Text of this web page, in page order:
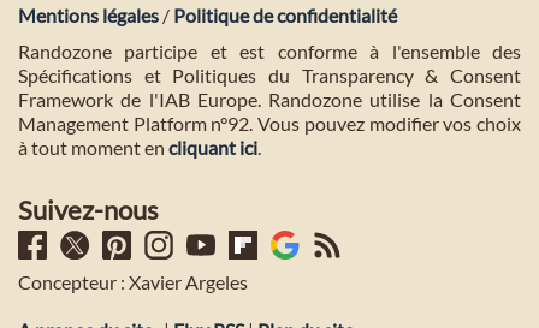
Mentions légales / Politique de confidentialité
Randozone participe et est conforme à l'ensemble des
Spécifications et Politiques du Transparency & Consent
Framework de l'IAB Europe. Randozone utilise la Consent
Management Platform n°92. Vous pouvez modifier vos choix
à tout moment en cliquant ici.
Suivez-nous
Concepteur : Xavier Argeles